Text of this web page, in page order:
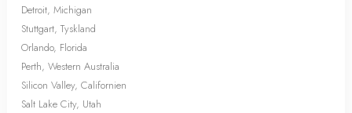
Detroit, Michigan
Stuttgart, Tyskland
Orlando, Florida
Perth, Western Australia
Silicon Valley, Californien
Salt Lake City, Utah